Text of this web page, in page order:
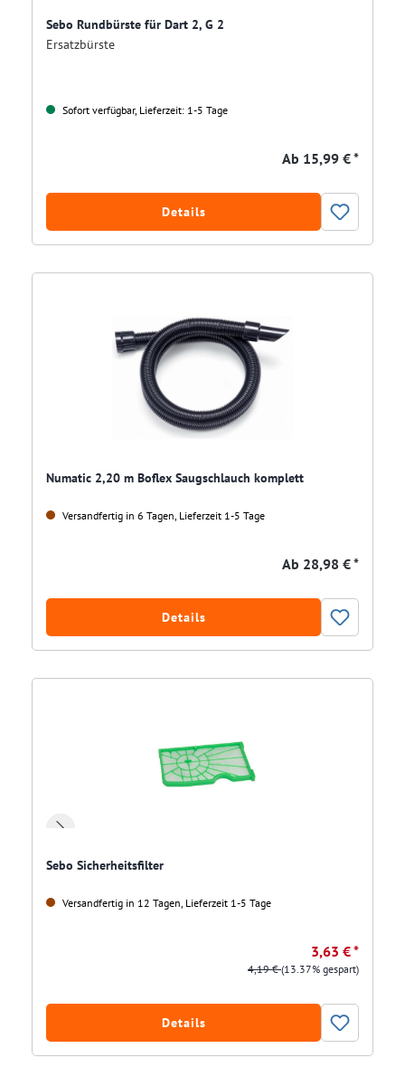
Sebo Rundbürste für Dart 2, G 2
Ersatzbürste
Sofort verfügbar, Lieferzeit: 1-5 Tage
Ab 15,99 € *
Details
Numatic 2,20 m Boflex Saugschlauch komplett
Versandfertig in 6 Tagen, Lieferzeit 1-5 Tage
Ab 28,98 € *
Details
Sebo Sicherheitsfilter
Versandfertig in 12 Tagen, Lieferzeit 1-5 Tage
3,63 € *
4,19 €(13.37% gespart)
Details